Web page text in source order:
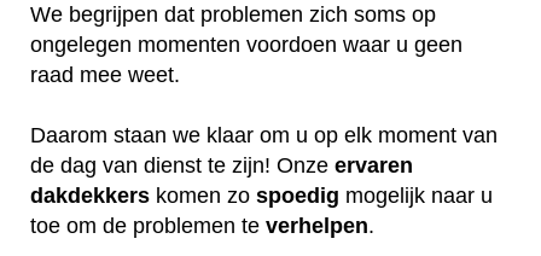
We begrijpen dat problemen zich soms op
ongelegen momenten voordoen waar u geen
raad mee weet.
Daarom staan we klaar om u op elk moment van
de dag van dienst te zijn! Onze ervaren
dakdekkers komen zo spoedig mogelijk naar u
toe om de problemen te verhelpen.